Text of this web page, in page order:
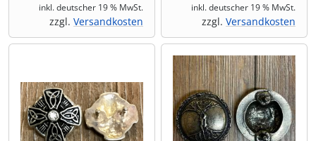
inkl. deutscher 19 % MwSt.
zzgl. Versandkosten
inkl. deutscher 19 % MwSt.
zzgl. Versandkosten
Schreibzeug, Tafeln & Siegel (162)
Steampunk (28)